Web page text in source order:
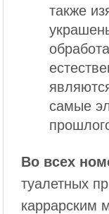
также
самые
Во всех
туалетных
каррарским